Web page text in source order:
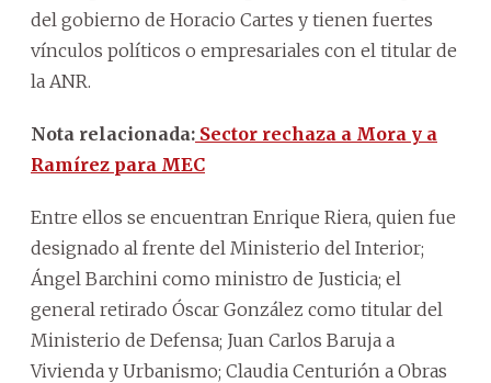
del gobierno de Horacio Cartes y tienen fuertes
vínculos políticos o empresariales con el titular de
la ANR.
Nota relacionada: Sector rechaza a Mora y a
Ramírez para MEC
Entre ellos se encuentran Enrique Riera, quien fue
designado al frente del Ministerio del Interior;
Ángel Barchini como ministro de Justicia; el
general retirado Óscar González como titular del
Ministerio de Defensa; Juan Carlos Baruja a
Vivienda y Urbanismo; Claudia Centurión a Obras